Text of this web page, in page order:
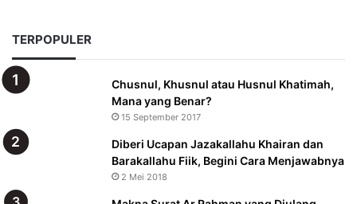
TERPOPULER
Chusnul, Khusnul atau Husnul Khatimah,
Mana yang Benar?
15 September 2017
Diberi Ucapan Jazakallahu Khairan dan
Barakallahu Fiik, Begini Cara Menjawabnya
2 Mei 2018